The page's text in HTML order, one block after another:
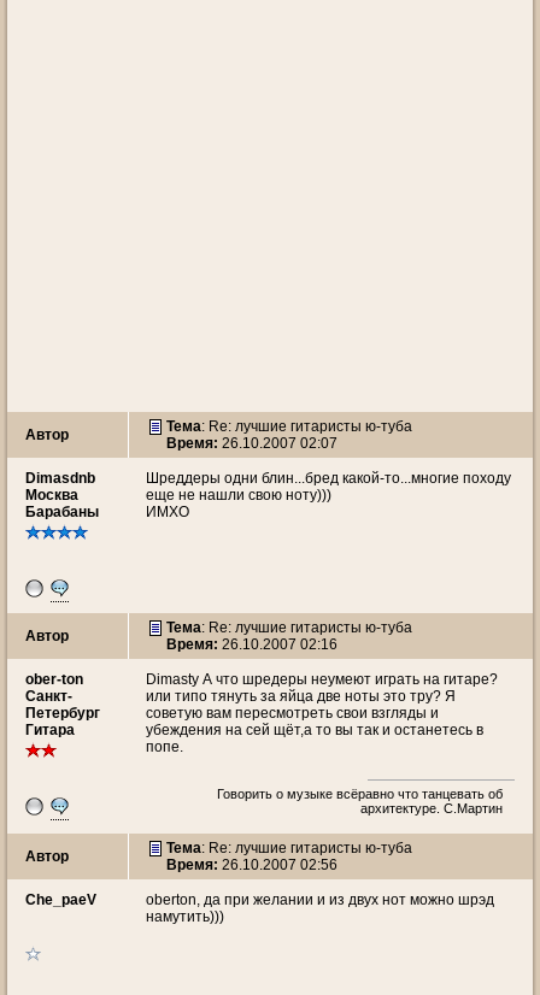
Автор Тема: Re: лучшие гитаристы ю-туба
Время: 26.10.2007 02:07
Dimasdnb
Москва
Барабаны
Шреддеры одни блин...бред какой-то...многие походу
еще не нашли свою ноту)))
ИМХО
Автор Тема: Re: лучшие гитаристы ю-туба
Время: 26.10.2007 02:16
ober-ton
Санкт-
Петербург
Гитара
Dimasty А что шредеры неумеют играть на гитаре?
или типо тянуть за яйца две ноты это тру? Я
советую вам пересмотреть свои взгляды и
убеждения на сей щёт,а то вы так и останетесь в
попе.
Говорить о музыке всёравно что танцевать об
архитектуре. С.Мартин
Автор Тема: Re: лучшие гитаристы ю-туба
Время: 26.10.2007 02:56
Che_paeV
oberton, да при желании и из двух нот можно шрэд
намутить)))